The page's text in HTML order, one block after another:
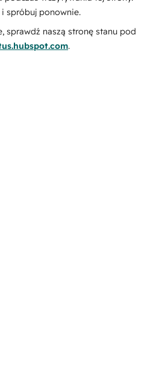
spróbuj ponownie.
sprawdź naszą stronę stanu pod
.